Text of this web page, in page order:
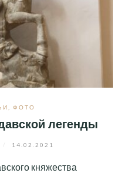
ФОТО
легенды
14.02.2021
княжества